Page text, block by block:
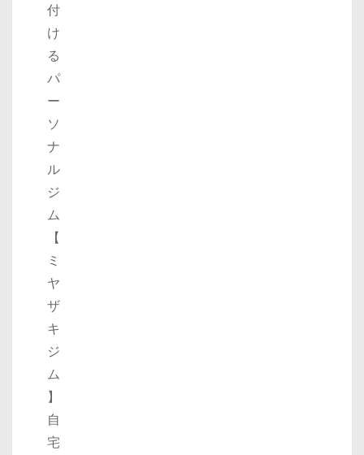
付
け
る
パ
ー
ソ
ナ
ル
ジ
ム
【
ミ
ヤ
ザ
キ
ジ
ム
】
自
宅